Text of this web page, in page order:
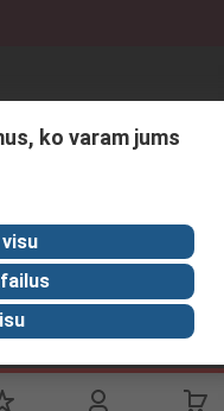
ko varam jums